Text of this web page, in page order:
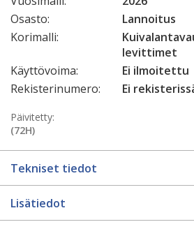
Osasto:
Lannoitus
Korimalli:
levittimet
Käyttövoima:
Ei ilmoitettu
Rekisterinumero:
Ei
Päivitetty:
(72H)
Tekniset tiedot
Lisätiedot